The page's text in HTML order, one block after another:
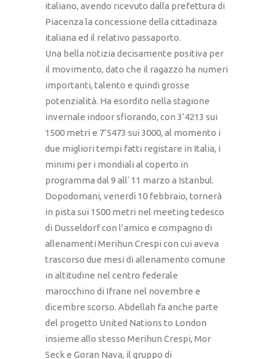
italiano, avendo ricevuto dalla prefettura di
Piacenza la concessione della cittadinaza
italiana ed il relativo passaporto.
Una bella notizia decisamente positiva per
il movimento, dato che il ragazzo ha numeri
importanti, talento e quindi grosse
potenzialità. Ha esordito nella stagione
invernale indoor sfiorando, con 3’4213 sui
1500 metri e 7’5473 sui 3000, al momento i
due migliori tempi fatti registare in Italia, i
minimi per i mondiali al coperto in
programma dal 9 all`11 marzo a Istanbul.
Dopodomani, venerdì 10 febbraio, tornerà
in pista sui 1500 metri nel meeting tedesco
di Dusseldorf con l’amico e compagno di
allenamenti Merihun Crespi con cui aveva
trascorso due mesi di allenamento comune
in altitudine nel centro federale
marocchino di Ifrane nel novembre e
dicembre scorso. Abdellah fa anche parte
del progetto United Nations to London
insieme allo stesso Merihun Crespi, Mor
Seck e Goran Nava, il gruppo di